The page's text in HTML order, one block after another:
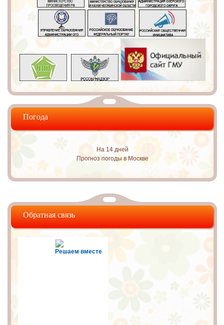
Погода
На 14 дней
Прогноз погоды в Москве
Обратная связь
Решаем вместе